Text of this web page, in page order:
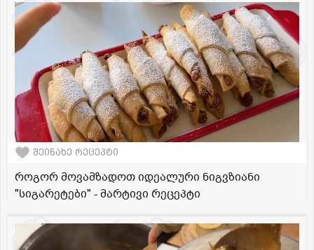
შეინახე რეცეპტი
როგორ მოვამზადოთ იდეალური ნიგვზიანი
"სიგარეტები" - მარტივი რეცეპტი